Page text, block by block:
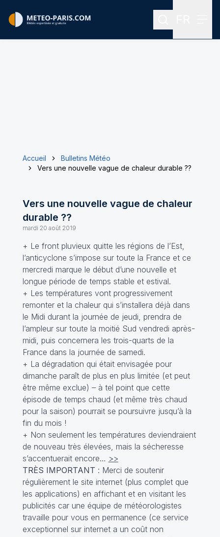
Rechercher
Accueil
Bulletins Météo
Vers une nouvelle vague de chaleur durable ??
Vers une nouvelle vague de chaleur
durable ??
mardi 20 août 2019
+ Le front pluvieux quitte les régions de l’Est,
l’anticyclone s’impose sur toute la France et ce
mercredi marque le début d’une nouvelle et
longue période de temps stable et estival.
+ Les températures vont progressivement
remonter et la chaleur qui s’installera déjà dans
le Midi durant la journée de jeudi, prendra de
l’ampleur sur toute la moitié Sud vendredi après-
midi, puis concernera les trois-quarts de la
France dans la journée de samedi.
+ La dégradation qui était envisagée pour
dimanche paraît de plus en plus limitée (et peut
être même exclue) – à tel point que cette
épisode de temps chaud (et même très chaud
pour la saison) pourrait se poursuivre jusqu’à la
fin du mois !
+ Non seulement les températures deviendraient
de nouveau très élevées, mais la sécheresse
s’accentuerait encore… >>
TRÈS IMPORTANT : Merci de soutenir
régulièrement le site internet (plus complet que
les applications) en affichant et en visitant les
publicités car une équipe de météorologistes
travaille pour vous en permanence (ce service
exceptionnel sur internet a un coût non